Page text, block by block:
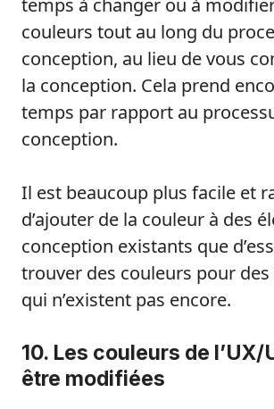
couleurs tout au long du
conception, au lieu de vous
la conception. Cela prend
temps par rapport au
conception.
Il est beaucoup plus facile et
d’ajouter de la couleur à des
conception existants que
trouver des couleurs pour
qui n’existent pas encore.
10. Les couleurs de
être modifiées